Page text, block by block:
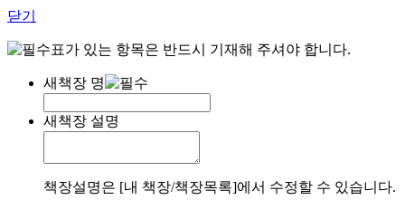
닫기
표가 있는 항목은 반드시 기재해 주셔야 합니다.
새책장 명
새책장 설명
책장설명은 [내 책장/책장목록]에서 수정할 수 있습니다.